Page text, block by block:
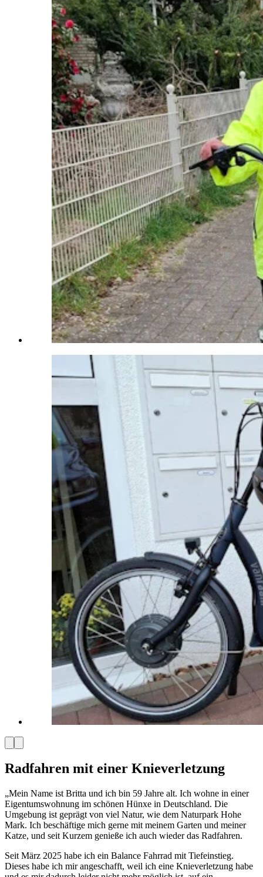
Radfahren mit einer Knieverletzung
„Mein Name ist Britta und ich bin 59 Jahre alt. Ich wohne in einer
Eigentumswohnung im schönen Hünxe in Deutschland. Die
Umgebung ist geprägt von viel Natur, wie dem Naturpark Hohe
Mark. Ich beschäftige mich gerne mit meinem Garten und meiner
Katze, und seit Kurzem genieße ich auch wieder das Radfahren.
Seit März 2025 habe ich ein Balance Fahrrad mit Tiefeinstieg.
Dieses habe ich mir angeschafft, weil ich eine Knieverletzung habe